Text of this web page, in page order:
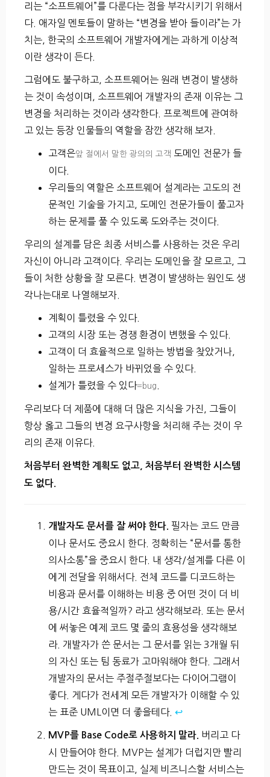
리는 “소프트웨어”를 다룬다는 점을 부각시키기 위해서
다. 애자일 멘토들이 말하는 “변경을 받아 들이라”는 가
치는, 한국의 소프트웨어 개발자에게는 과하게 이상적
이란 생각이 든다.
그럼에도 불구하고, 소프트웨어는 원래 변경이 발생하
는 것이 속성이며, 소프트웨어 개발자의 존재 이유는 그
변경을 처리하는 것이라 생각한다. 프로젝트에 관여하
고 있는 등장 인물들의 역할을 잠깐 생각해 보자.
고객은앞 절에서 말한 광의의 고객 도메인 전문가 들
이다.
우리들의 역할은 소프트웨어 설계라는 고도의 전
문적인 기술을 가지고, 도메인 전문가들이 풀고자
하는 문제를 풀 수 있도록 도와주는 것이다.
우리의 설계를 담은 최종 서비스를 사용하는 것은 우리
자신이 아니라 고객이다. 우리는 도메인을 잘 모르고, 그
들이 처한 상황을 잘 모른다. 변경이 발생하는 원인도 생
각나는대로 나열해보자.
계획이 틀렸을 수 있다.
고객의 시장 또는 경쟁 환경이 변했을 수 있다.
고객이 더 효율적으로 일하는 방법을 찾았거나,
일하는 프로세스가 바뀌었을 수 있다.
설계가 틀렸을 수 있다=bug
우리보다 더 제품에 대해 더 많은 지식을 가진, 그들이
항상 옳고 그들의 변경 요구사항을 처리해 주는 것이 우
리의 존재 이유다.
처음부터 완벽한 계획도 없고, 처음부터 완벽한 시스템
도 없다.
개발자도 문서를 잘 써야 한다. 필자는 코드 만큼
이나 문서도 중요시 한다. 정확히는 “문서를 통한
의사소통”을 중요시 한다. 내 생각/설계를 다른 이
에게 전달을 위해서다. 전체 코드를 디코드하는
비용과 문서를 이해하는 비용 중 어떤 것이 더 비
용/시간 효율적일까? 라고 생각해보라. 또는 문서
에 써놓은 예제 코드 몇 줄의 효용성을 생각해보
라. 개발자가 쓴 문서는 그 문서를 읽는 3개월 뒤
의 자신 또는 팀 동료가 고마워해야 한다. 그래서
개발자의 문서는 주절주절보다는 다이어그램이
좋다. 게다가 전세계 모든 개발자가 이해할 수 있
는 표준 UML이면 더 좋을테다. ↩
MVP를 Base Code로 사용하지 말라.
버리고 다
시 만들어야 한다. MVP는 설계가 더럽지만 빨리
만드는 것이 목표이고, 실제 비즈니스할 서비스는